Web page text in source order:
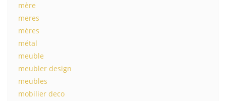
mère
meres
mères
métal
meuble
meubler design
meubles
mobilier deco